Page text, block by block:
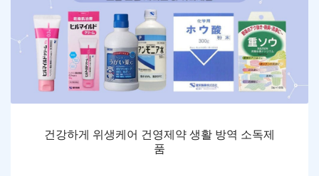
건강하게 위생케어 건영제약 생활 방역 소독제
품